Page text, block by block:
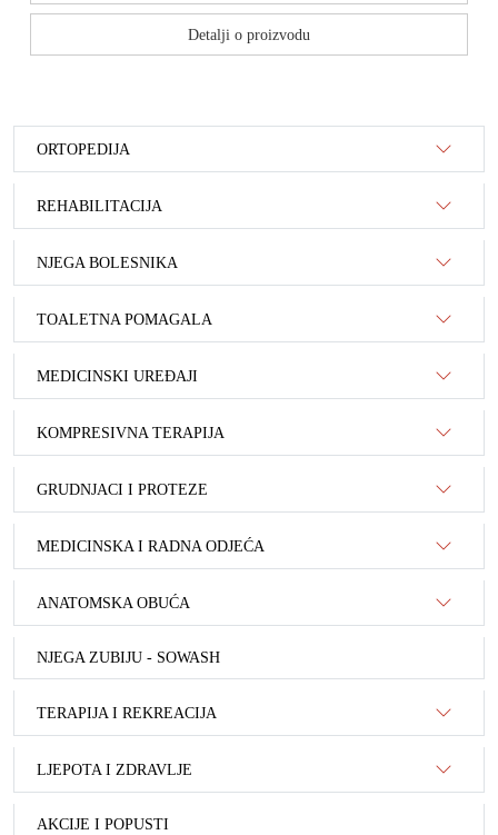
Detalji o proizvodu
ORTOPEDIJA
REHABILITACIJA
NJEGA BOLESNIKA
TOALETNA POMAGALA
MEDICINSKI UREĐAJI
KOMPRESIVNA TERAPIJA
GRUDNJACI I PROTEZE
MEDICINSKA I RADNA ODJEĆA
ANATOMSKA OBUĆA
NJEGA ZUBIJU - SOWASH
TERAPIJA I REKREACIJA
LJEPOTA I ZDRAVLJE
AKCIJE I POPUSTI